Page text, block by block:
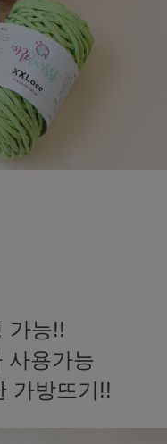
가능!!
사용가능
가방뜨기!!